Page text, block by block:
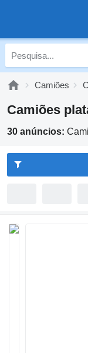
Camiões
Camiões
30 anúncios: